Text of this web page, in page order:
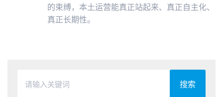
的束缚，本土运营能真正站起来、真正自主化、
真正长期性。
搜索